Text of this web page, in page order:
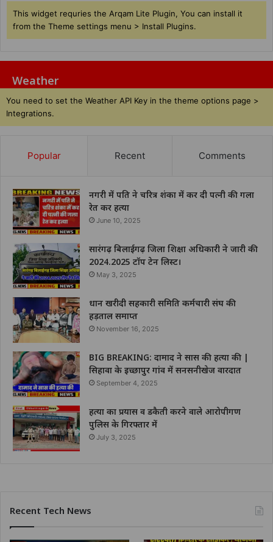
This widget requries the Arqam Lite Plugin, You can install it
from the Theme settings menu > Install Plugins.
Weather
You need to set the Weather API Key in the theme options page >
Integrations.
Popular Recent Comments
नगरी में पति ने चरित्र शंका में कर दी पत्नी की गला
रेत कर हत्या
June 10, 2025
सारंगढ़ बिलाईगढ़ जिला शिक्षा अधिकारी ने जारी की
2024.2025 टॉप टेन लिस्ट।
May 3, 2025
धान खरीदी सहकारी समिति कर्मचारी संघ की
हड़ताल समाप्त
November 16, 2025
BIG BREAKING: दामाद ने सास की हत्या की |
सिहावा के इच्छापुर गांव में सनसनीखेज वारदात
September 4, 2025
हत्या का प्रयास व डकैती करने वाले आरोपीगण
पुलिस के गिरफ्तार में
July 3, 2025
Recent Tech News